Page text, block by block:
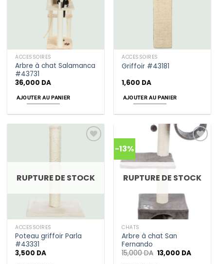
ACCESSOIRES
Arbre à chat Salamanca
#43731
36,000 DA
AJOUTER AU PANIER
ACCESSOIRES
Griffoir #43181
1,600 DA
AJOUTER AU PANIER
wishlist
RUPTURE DE STOCK
ACCESSOIRES
Poteau griffoir Parla
#43331
3,500 DA
-13%
RUPTURE DE STOCK
CHATS
Arbre à chat San
Fernando
15,000DA 13,000 DA